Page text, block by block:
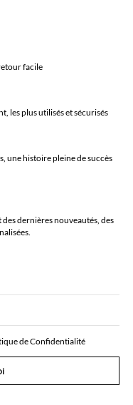
facile
les plus utilisés et sécurisés
une histoire pleine de succès
dernières nouveautés, des
de Confidentialité